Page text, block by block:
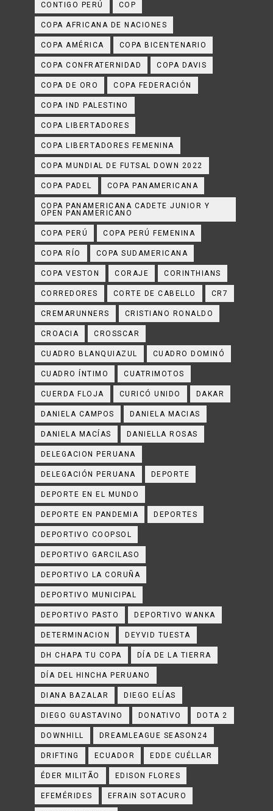
CONTIGO PERÚ COP
COPA AFRICANA DE NACIONES
COPA AMÉRICA COPA BICENTENARIO
COPA CONFRATERNIDAD COPA DAVIS
COPA DE ORO COPA FEDERACIÓN
COPA IND PALESTINO
COPA LIBERTADORES
COPA LIBERTADORES FEMENINA
COPA MUNDIAL DE FUTSAL DOWN 2022
COPA PADEL COPA PANAMERICANA
COPA PANAMERICANA CADETE JUNIOR Y
OPEN PANAMERICANO
COPA PERÚ COPA PERÚ FEMENINA
COPA RÍO COPA SUDAMERICANA
COPA VESTON CORAJE CORINTHIANS
CORREDORES CORTE DE CABELLO CR7
CREMARUNNERS CRISTIANO RONALDO
CROACIA CROSSCAR
CUADRO BLANQUIAZUL CUADRO DOMINÓ
CUADRO ÍNTIMO CUATRIMOTOS
CUERDA FLOJA CURICÓ UNIDO DAKAR
DANIELA CAMPOS DANIELA MACIAS
DANIELA MACÍAS DANIELLA ROSAS
DELEGACION PERUANA
DELEGACIÓN PERUANA DEPORTE
DEPORTE EN EL MUNDO
DEPORTE EN PANDEMIA DEPORTES
DEPORTIVO COOPSOL
DEPORTIVO GARCILASO
DEPORTIVO LA CORUÑA
DEPORTIVO MUNICIPAL
DEPORTIVO PASTO DEPORTIVO WANKA
DETERMINACION DEYVID TUESTA
DH CHAPA TU COPA DÍA DE LA TIERRA
DÍA DEL HINCHA PERUANO
DIANA BAZALAR DIEGO ELÍAS
DIEGO GUASTAVINO DONATIVO DOTA 2
DOWNHILL DREAMLEAGUE SEASON24
DRIFTING ECUADOR EDDE CUÉLLAR
ÉDER MILITÃO EDISON FLORES
EFEMÉRIDES EFRAIN SOTACURO